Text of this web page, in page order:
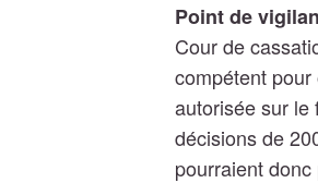
Point de
Cour de
compétent
autorisée sur le
décisions de
pourraient